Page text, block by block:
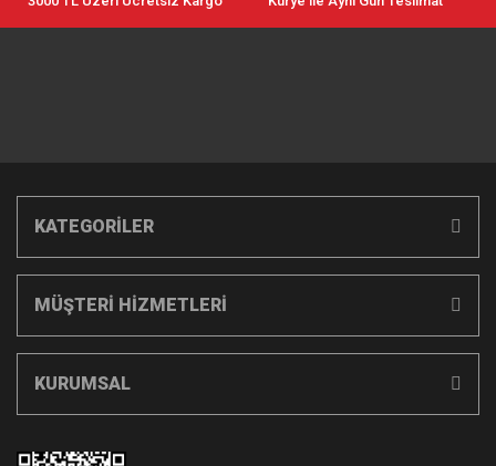
KATEGORİLER
MÜŞTERİ HİZMETLERİ
KURUMSAL